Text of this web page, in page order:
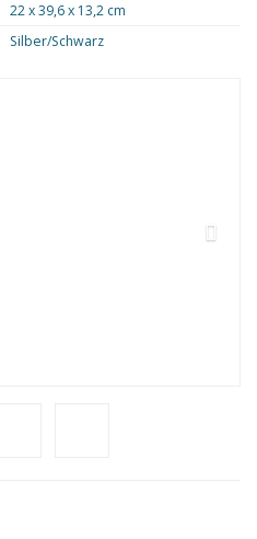
22 x 39,6 x 13,2 cm
Silber/Schwarz